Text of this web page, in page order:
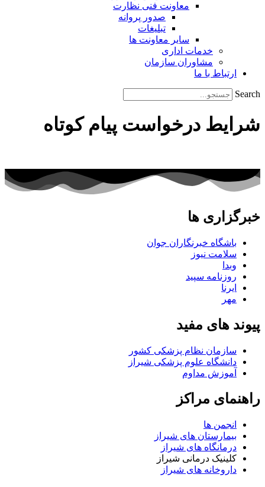
معاونت فنی نظارت
صدور پروانه
تبلیغات
سایر معاونت ها
خدمات اداری
مشاوران سازمان
ارتباط با ما
Search
شرایط درخواست پیام کوتاه
خبرگزاری ها
باشگاه خبرنگاران جوان
سلامت نیوز
وبدا
روزنامه سپید
ایرنا
مهر
پیوند های مفید
سازمان نظام پزشکی کشور
دانشگاه علوم پزشکی شیراز
آموزش مداوم
راهنمای مراکز
انجمن ها
بیمارستان های شیراز
درمانگاه های شیراز
کلینیک درمانی شیراز
داروخانه های شیراز